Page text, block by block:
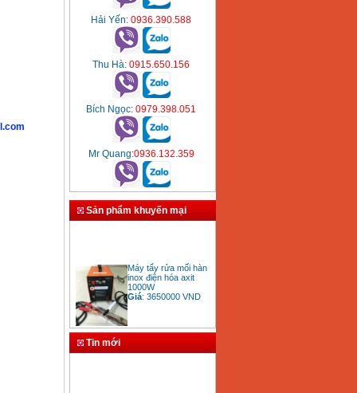
Hải Yến: 0936.390.588
Thu Hà: 0915.650.156
Bích Ngọc: 0979.398.051
Mr Quang:0936.132.359
Sản phẩm khuyến mại
inox điện hóa axit
1000W
Giá:3650000
Bảng giá mũi khoan
Tin mới